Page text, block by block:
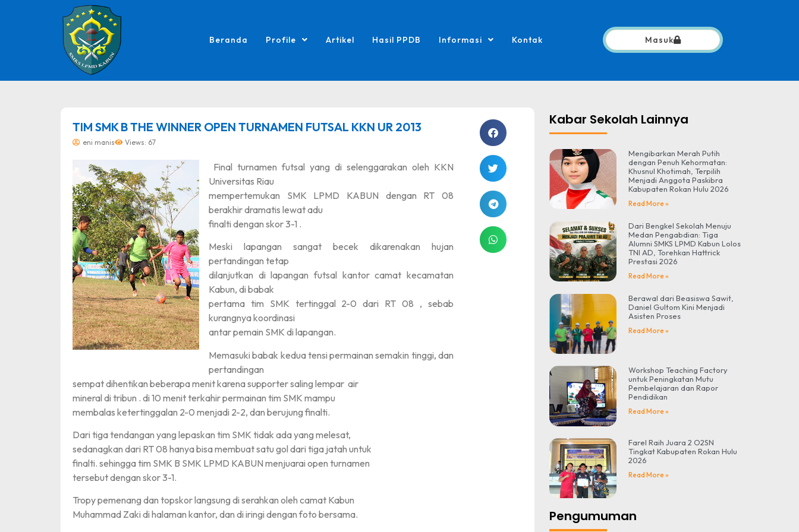
Beranda Profile Artikel Hasil PPDB Informasi Kontak Masuk
TIM SMK B THE WINNER OPEN TURNAMEN FUTSAL KKN UR 2013
eni manis Views: 67
Final turnamen futsal yang di selenggarakan oleh KKN
Universitas Riau
mempertemukan SMK LPMD KABUN dengan RT 08
berakhir dramatis lewat adu
finalti dengan skor 3-1 .
Meski lapangan sangat becek dikarenakan hujan
pertandingan tetap
dilanjutkan di lapangan futsal kantor camat kecamatan
Kabun, di babak
pertama tim SMK tertinggal 2-0 dari RT 08 , sebab
kurangnya koordinasi
antar pemain SMK di lapangan.
Memasuki babak kedua tensi permainan semakin tinggi, dan
pertandingan
sempat dihentikan beberapa menit karena supporter saling lempar air
mineral di tribun . di 10 menit terkahir permainan tim SMK mampu
membalas ketertinggalan 2-0 menjadi 2-2, dan berujung finalti.
Dari tiga tendangan yang lepaskan tim SMK tidak ada yang melesat,
sedanagkan dari RT 08 hanya bisa membuat satu gol dari tiga jatah untuk
finalti. sehingga tim SMK B SMK LPMD KABUN menjuarai open turnamen
tersebut dengan skor 3-1.
Tropy pemenang dan topskor langsung di serahkan oleh camat Kabun
Muhammad Zaki di halaman kantor, dan di iringi dengan foto bersama.
Kabar Sekolah Lainnya
Mengibarkan Merah Putih
dengan Penuh Kehormatan:
Khusnul Khotimah, Terpilih
Menjadi Anggota Paskibra
Kabupaten Rokan Hulu 2026
Read More »
Dari Bengkel Sekolah Menuju
Medan Pengabdian: Tiga
Alumni SMKS LPMD Kabun Lolos
TNI AD, Torehkan Hattrick
Prestasi 2026
Read More »
Berawal dari Beasiswa Sawit,
Daniel Gultom Kini Menjadi
Asisten Proses
Read More »
Workshop Teaching Factory
untuk Peningkatan Mutu
Pembelajaran dan Rapor
Pendidikan
Read More »
Farel Raih Juara 2 O2SN
Tingkat Kabupaten Rokan Hulu
2026
Read More »
Pengumuman